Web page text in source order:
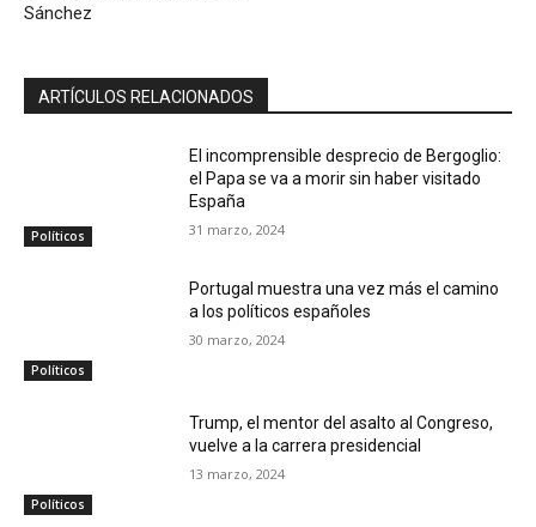
Sánchez
ARTÍCULOS RELACIONADOS
Políticos
El incomprensible desprecio de Bergoglio:
el Papa se va a morir sin haber visitado
España
31 marzo, 2024
Políticos
Portugal muestra una vez más el camino
a los políticos españoles
30 marzo, 2024
Políticos
Trump, el mentor del asalto al Congreso,
vuelve a la carrera presidencial
13 marzo, 2024